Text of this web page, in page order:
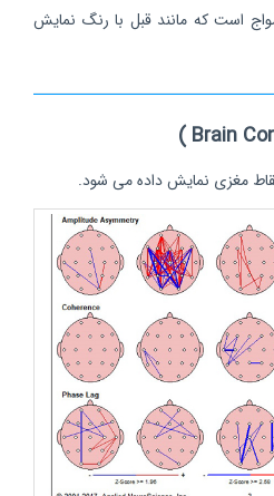
است که مانند قبل با رنگ نمایش
مغزی نمایش داده می شود.